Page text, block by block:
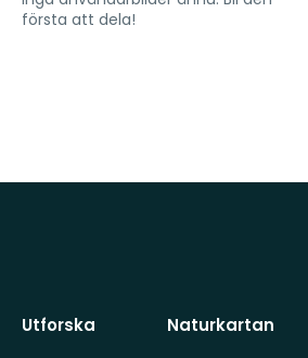
första att dela!
Utforska
Naturkartan